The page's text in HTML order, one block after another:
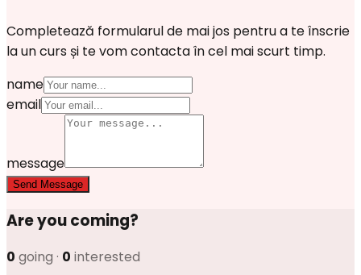
Completează formularul de mai jos pentru a te înscrie
la un curs și te vom contacta în cel mai scurt timp.
name
email
message
Send Message
Are you coming?
0 going · 0 interested